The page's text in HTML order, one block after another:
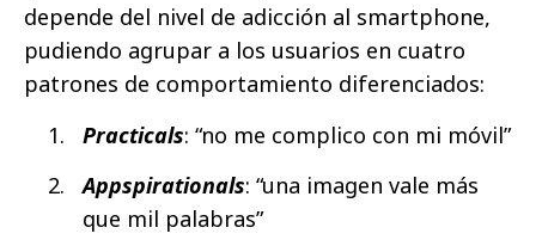
depende del nivel de adicción al smartphone,
pudiendo agrupar a los usuarios en cuatro
patrones de comportamiento diferenciados:
Practicals: “no me complico con mi móvil”
Appspirationals: “una imagen vale más
que mil palabras”